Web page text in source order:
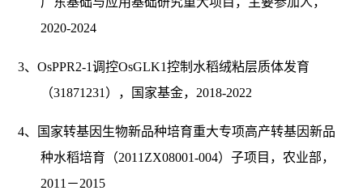
2020-2024
3、OsPPR2-1调控OsGLK1控制水稻绒粘层质体发育
（31871231），国家基金，2018-2022
4、国家转基因生物新品种培育重大专项高产转基因新品
种水稻培育（2011ZX08001-004）子项目，农业部，
2011－2015